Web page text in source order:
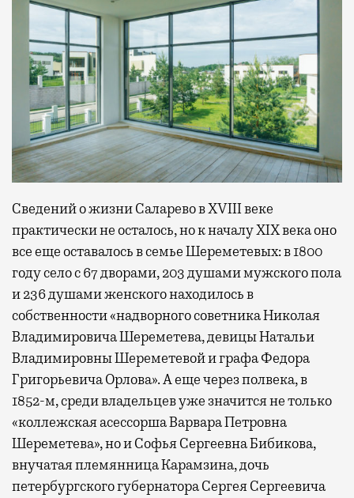
Сведений о жизни Саларево в XVIII веке
практически не осталось, но к началу XIX века оно
все еще оставалось в семье Шереметевых: в 1800
году село с 67 дворами, 203 душами мужского пола
и 236 душами женского находилось в
собственности «надворного советника Николая
Владимировича Шереметева, девицы Натальи
Владимировны Шереметевой и графа Федора
Григорьевича Орлова». А еще через полвека, в
1852-м, среди владельцев уже значится не только
«коллежская асессорша Варвара Петровна
Шереметева», но и Софья Сергеевна Бибикова,
внучатая племянница Карамзина, дочь
петербургского губернатора Сергея Сергеевича